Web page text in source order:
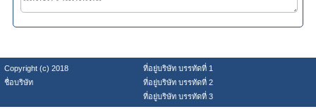
Copyright (c) 2018
ที่อยู่บริษัท บรรทัดที่ 1
ชื่อบริษัท
ที่อยู่บริษัท บรรทัดที่ 2
ที่อยู่บริษัท บรรทัดที่ 3